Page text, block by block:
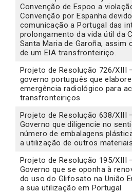
Convenção de Espoo a
Convenção por Espanha
comunicação a Portugal das
prolongamento da vida útil da
Santa Maria de Garoña, assim
de um EIA transfronteiriço.
Projeto de Resolução 726/XIII
governo português que
emergência radiológico para
transfronteiriços
Projeto de Resolução 638/XIII
Governo que diligencie no
número de embalagens
a utilização de outros
Projeto de Resolução 195/XIII
Governo que se oponha à
do uso do Glifosato na União
a sua utilização em Portugal